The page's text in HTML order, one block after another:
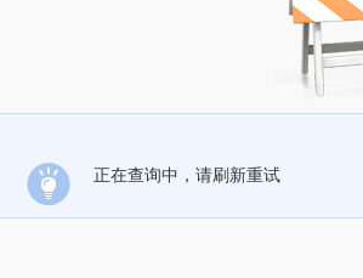
正在查询中，请刷新重试